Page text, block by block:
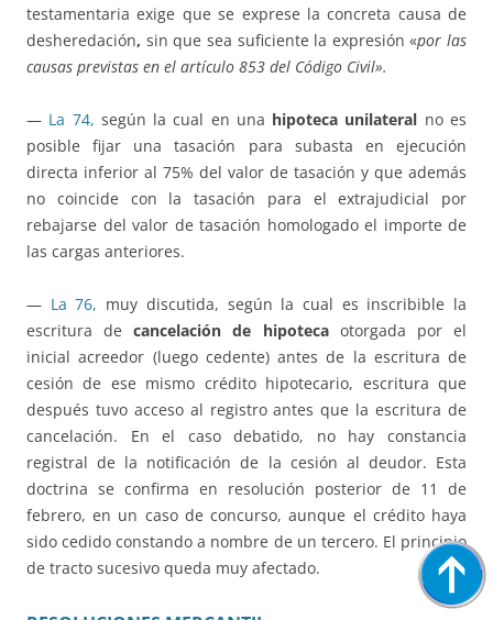
testamentaria exige que se exprese la concreta causa de
desheredación, sin que sea suficiente la expresión «por las
causas previstas en el artículo 853 del Código Civil».
— La 74, según la cual en una hipoteca unilateral no es
posible fijar una tasación para subasta en ejecución
directa inferior al 75% del valor de tasación y que además
no coincide con la tasación para el extrajudicial por
rebajarse del valor de tasación homologado el importe de
las cargas anteriores.
— La 76, muy discutida, según la cual es inscribible la
escritura decancelación de hipoteca otorgada por el
inicial acreedor (luego cedente) antes de la escritura de
cesión de ese mismo crédito hipotecario, escritura que
después tuvo acceso al registro antes que la escritura de
cancelación. En el caso debatido, no hay constancia
registral de la notificación de la cesión al deudor. Esta
doctrina se confirma en resolución posterior de 11 de
febrero, en un caso de concurso, aunque el crédito haya
sido cedido constando a nombre de un tercero. El principio
de tracto sucesivo queda muy afectado.